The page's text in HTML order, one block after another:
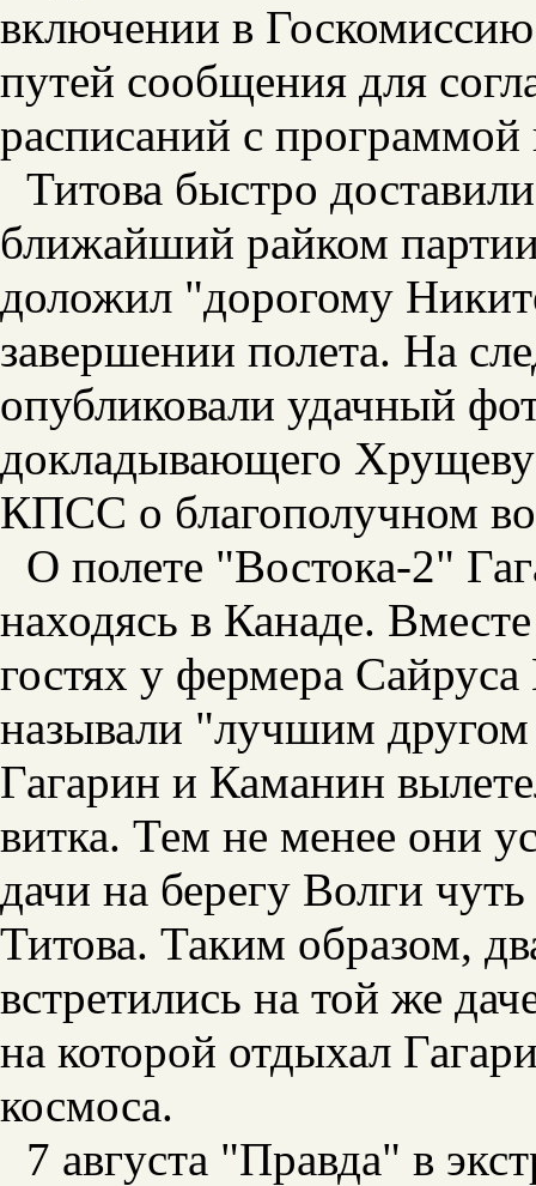
включении в
путей сообщения для
расписаний с программой
Титова быстро
ближайший райком
доложил "дорогому
завершении полета. На
опубликовали удачный
докладывающего Хрущеву
КПСС о благополучном
О полете "Востока-2"
находясь в Канаде.
гостях у фермера
называли "лучшим
Гагарин и Каманин
витка. Тем не менее они
дачи на берегу Волги
Титова. Таким образом,
встретились на той же
на которой отдыхал
космоса.
7 августа "Правда" в